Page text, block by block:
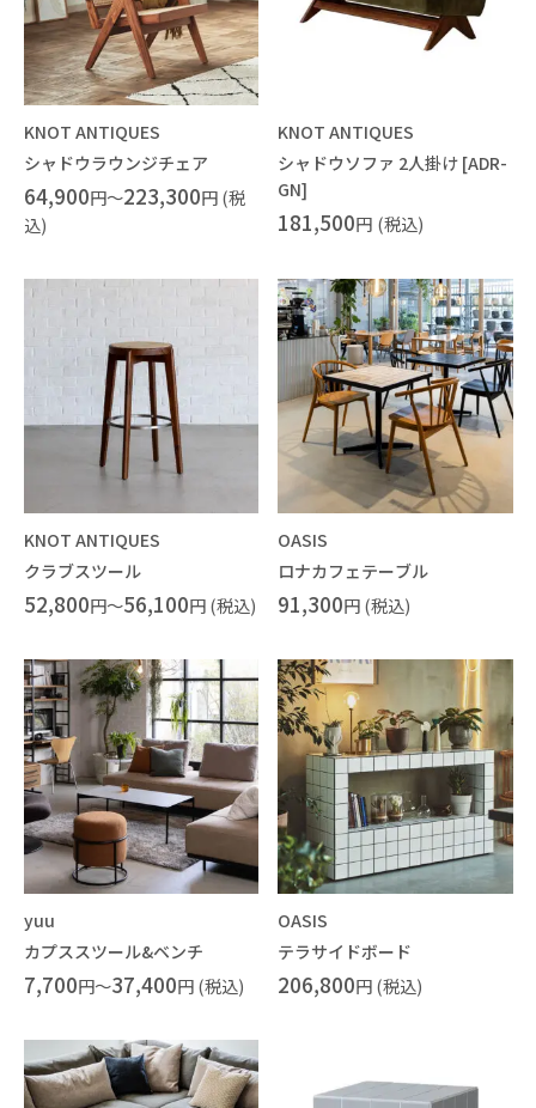
KNOT ANTIQUES
シャドウラウンジチェア
64,900円～223,300円 (税
込)
KNOT ANTIQUES
シャドウソファ 2人掛け [ADR-
GN]
181,500円 (税込)
KNOT ANTIQUES
クラブスツール
52,800円～56,100円 (税込)
OASIS
ロナカフェテーブル
91,300円 (税込)
yuu
カプススツール&ベンチ
7,700円～37,400円 (税込)
OASIS
テラサイドボード
206,800円 (税込)